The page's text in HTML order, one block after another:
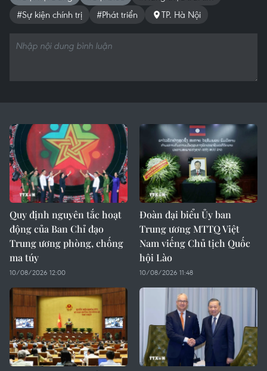
#Sự kiện chính trị
#Phát triển TP. Hà Nội
Quy định nguyên tắc hoạt
động của Ban Chỉ đạo
Trung ương phòng, chống
ma túy
10/08/2026 12:00
Đoàn đại biểu Ủy ban
Trung ương MTTQ Việt
Nam viếng Chủ tịch Quốc
hội Lào
10/08/2026 11:48